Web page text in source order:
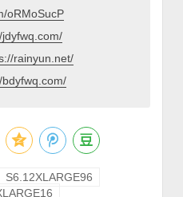
oRMoSucP
jdyfwq.com/
rainyun.net/
bdyfwq.com/
S6.12XLARGE96